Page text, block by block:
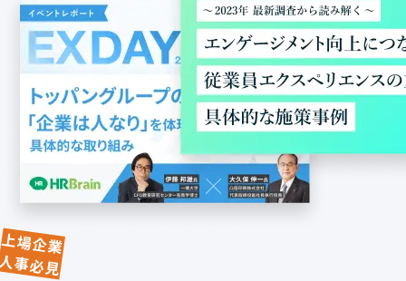
上場企業
事必見